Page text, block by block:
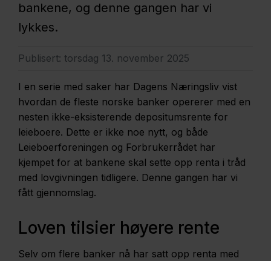
bankene, og denne gangen har vi
lykkes.
Publisert: torsdag 13. november 2025
I en serie med saker har Dagens Næringsliv vist
hvordan de fleste norske banker opererer med en
nesten ikke-eksisterende depositumsrente for
leieboere. Dette er ikke noe nytt, og både
Leieboerforeningen og Forbrukerrådet har
kjempet for at bankene skal sette opp renta i tråd
med lovgivningen tidligere. Denne gangen har vi
fått gjennomslag.
Loven tilsier høyere rente
Selv om flere banker nå har satt opp renta med